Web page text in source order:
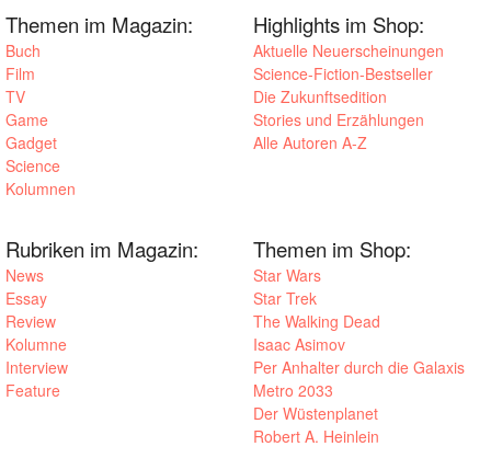
Themen im Magazin:
Buch
Film
TV
Game
Gadget
Science
Kolumnen
Highlights im Shop:
Aktuelle Neuerscheinungen
Science-Fiction-Bestseller
Die Zukunftsedition
Stories und Erzählungen
Alle Autoren A-Z
Rubriken im Magazin:
News
Essay
Review
Kolumne
Interview
Feature
Themen im Shop:
Star Wars
Star Trek
The Walking Dead
Isaac Asimov
Per Anhalter durch die Galaxis
Metro 2033
Der Wüstenplanet
Robert A. Heinlein